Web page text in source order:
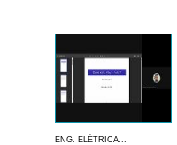
ENG. ELÉTRICA...